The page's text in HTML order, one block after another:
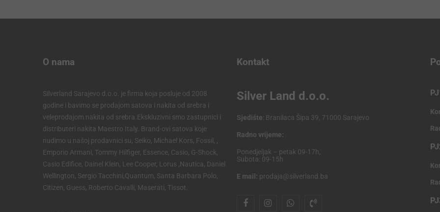
O nama
Silverland Sarajevo d.o.o. je firma koja posluje od 2008
godine i bavimo se prodajom satova i nakita od srebra i
veleprodajom nakita od srebra.Ekskluzivni smo zastupnici i
distributeri nakita Maestro Italy. Brand-ovi satova koje
nudimo u našoj prodavnici su, Seiko, Michael Kors, Fossil, ,
Emporio Armani, Tommy Hilfiger, Essence, Casio, G-Shock,
Casio Edifice, Dainel Klein, Lee Cooper, Lorus ,Nautica, Daniel
Wellington, Sergio Tacchini,Quantum, Santa Barbara Polo,
Citizen, Guess, Roberto Cavalli, Maserati, Tissot.
Kontakt
Silver Land d.o.o.
Sjedište: Branilaca Šipa 39, 71000 Sarajevo
Radno vrijeme:
Ponedjeljak – petak 09-17h,
Subota: 09-15h
E mail: prodaja@silverland.ba